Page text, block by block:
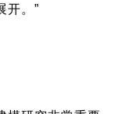
开。”